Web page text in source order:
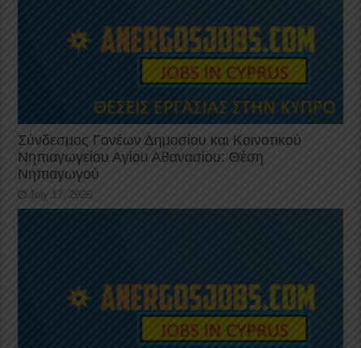
Σύνδεσμος Γονέων Δημοσίου και Κοινοτικού
Νηπιαγωγείου Αγίου Αθανασίου: Θέση
Νηπιαγωγού
July 17, 2026